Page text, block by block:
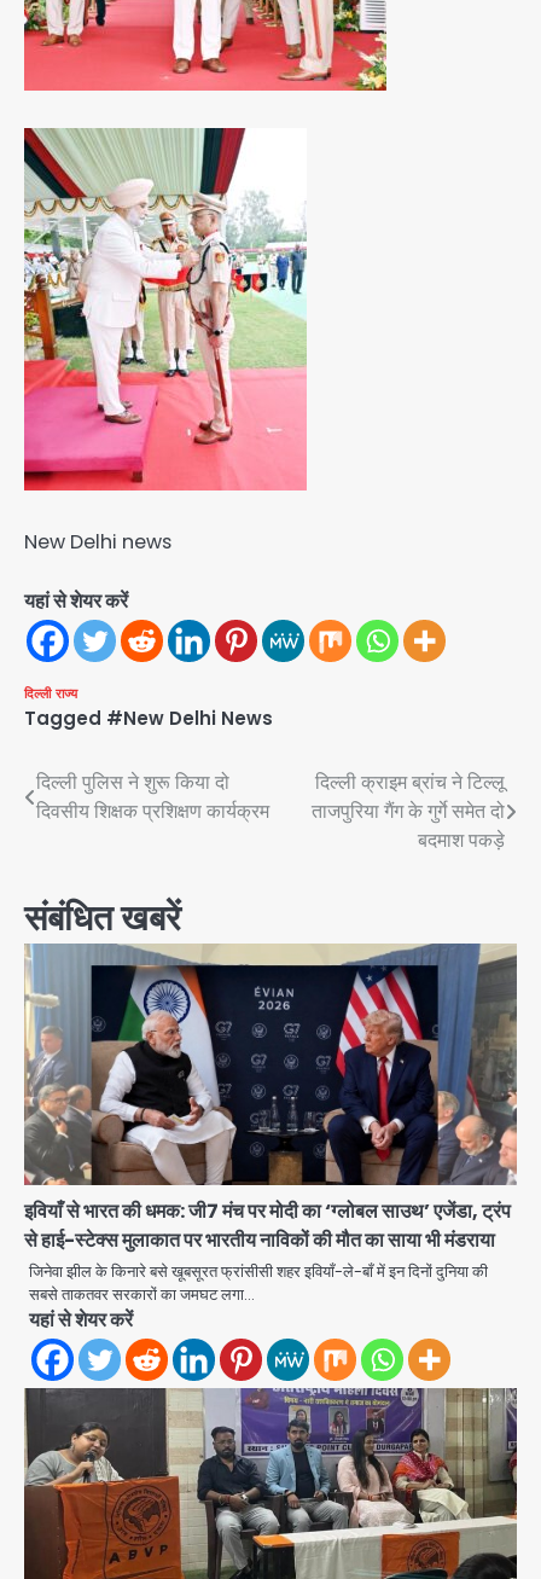
New Delhi news
यहां से शेयर करें
दिल्ली राज्य
Tagged #New Delhi News
Post
navigation
दिल्ली पुलिस ने शुरू किया दो
दिवसीय शिक्षक प्रशिक्षण कार्यक्रम
दिल्ली क्राइम ब्रांच ने टिल्लू
ताजपुरिया गैंग के गुर्गे समेत दो
बदमाश पकड़े
संबंधित खबरें
इवियाँ से भारत की धमक: जी7 मंच पर मोदी का ‘ग्लोबल साउथ’ एजेंडा, ट्रंप
से हाई-स्टेक्स मुलाकात पर भारतीय नाविकों की मौत का साया भी मंडराया
जिनेवा झील के किनारे बसे खूबसूरत फ्रांसीसी शहर इवियाँ-ले-बाँ में इन दिनों दुनिया की
सबसे ताकतवर सरकारों का जमघट लगा…
यहां से शेयर करें